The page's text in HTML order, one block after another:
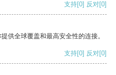
支持[0] 反对[0]
供全球覆盖和最高安全性的连接。
支持[0] 反对[0]